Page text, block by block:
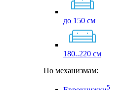
до 150 см
180..220 см
По механизмам:
5